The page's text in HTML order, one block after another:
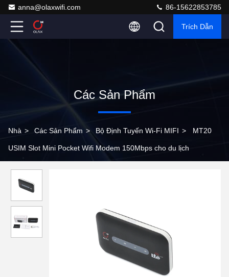
anna@olaxwifi.com 86-15622853785
Trích Dẫn
Các Sản Phẩm
Nhà > Các Sản Phẩm > Bộ Định Tuyến Wi-Fi MIFI > MT20
USIM Slot Mini Pocket Wifi Modem 150Mbps cho du lịch